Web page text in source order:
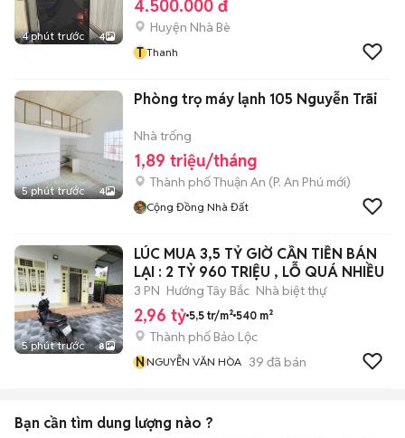
4 phút trước 4
4.500.000 đ
Huyện Nhà Bè
T Thanh
5 phút trước 4
Phòng trọ máy lạnh 105 Nguyễn Trãi
Nhà trống
1,89 triệu/tháng
Thành phố Thuận An (P. An Phú mới)
Cộng Đồng Nhà Đất
5 phút trước 8
LÚC MUA 3,5 TỶ GIỜ CẦN TIỀN BÁN
LẠI : 2 TỶ 960 TRIỆU , LỖ QUÁ NHIỀU
3 PN Hướng Tây Bắc Nhà biệt thự
2,96 tỷ 5,5 tr/m² 540 m²
Thành phố Bảo Lộc
NNGUYỄN VĂN HÒA 39 đã bán
Bạn cần tìm dung lượng nào ?